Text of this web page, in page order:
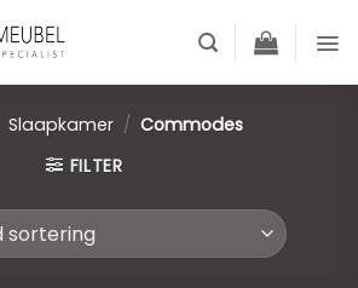
Slaapkamer / Commodes
FILTER